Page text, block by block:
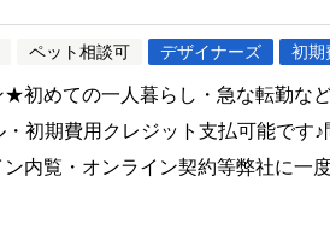
ペット相談可 デザイナーズ 初期
初めての一人暮らし・急な転勤な
初期費用クレジット支払可能です
内覧・オンライン契約等弊社に一